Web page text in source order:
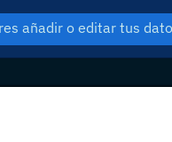
añadir o editar tus